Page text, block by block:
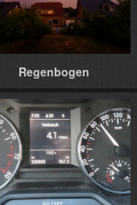
Regenbogen